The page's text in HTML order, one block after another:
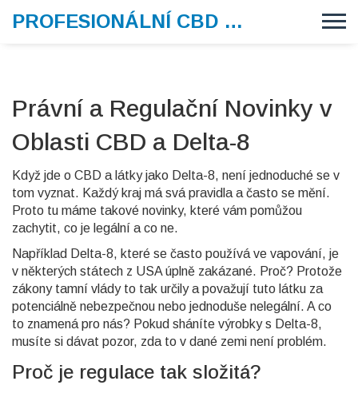
PROFESIONÁLNÍ CBD VAPE
Právní a Regulační Novinky v
Oblasti CBD a Delta-8
Když jde o CBD a látky jako Delta-8, není jednoduché se v
tom vyznat. Každý kraj má svá pravidla a často se mění.
Proto tu máme takové novinky, které vám pomůžou
zachytit, co je legální a co ne.
Například Delta-8, které se často používá ve vapování, je
v některých státech z USA úplně zakázané. Proč? Protože
zákony tamní vlády to tak určily a považují tuto látku za
potenciálně nebezpečnou nebo jednoduše nelegální. A co
to znamená pro nás? Pokud sháníte výrobky s Delta-8,
musíte si dávat pozor, zda to v dané zemi není problém.
Proč je regulace tak složitá?